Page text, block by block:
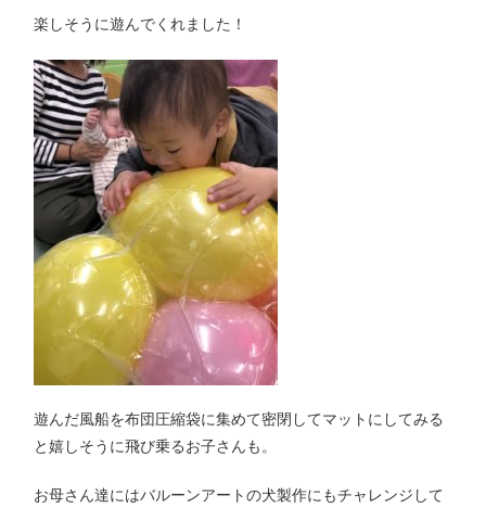
楽しそうに遊んでくれました！
遊んだ風船を布団圧縮袋に集めて密閉してマットにしてみる
と嬉しそうに飛び乗るお子さんも。
お母さん達にはバルーンアートの犬製作にもチャレンジして